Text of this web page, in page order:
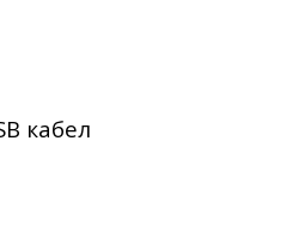
кабел